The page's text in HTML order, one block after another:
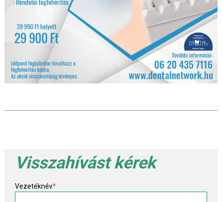
Visszahívást kérek
Vezetéknév*